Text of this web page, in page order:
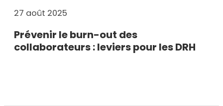
27 août 2025
Prévenir le burn-out des
collaborateurs : leviers pour les DRH